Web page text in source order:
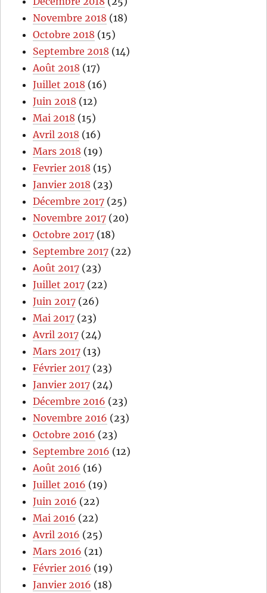
Novembre 2018 (18)
Octobre 2018 (15)
Septembre 2018 (14)
Août 2018 (17)
Juillet 2018 (16)
Juin 2018 (12)
Mai 2018 (15)
Avril 2018 (16)
Mars 2018 (19)
Fevrier 2018 (15)
Janvier 2018 (23)
Décembre 2017 (25)
Novembre 2017 (20)
Octobre 2017 (18)
Septembre 2017 (22)
Août 2017 (23)
Juillet 2017 (22)
Juin 2017 (26)
Mai 2017 (23)
Avril 2017 (24)
Mars 2017 (13)
Février 2017 (23)
Janvier 2017 (24)
Décembre 2016 (23)
Novembre 2016 (23)
Octobre 2016 (23)
Septembre 2016 (12)
Août 2016 (16)
Juillet 2016 (19)
Juin 2016 (22)
Mai 2016 (22)
Avril 2016 (25)
Mars 2016 (21)
Février 2016 (19)
Janvier 2016 (18)